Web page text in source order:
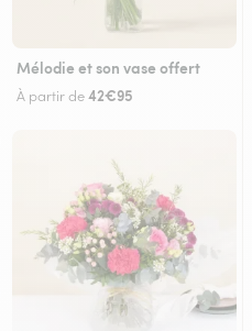
Mélodie et son vase offert
À partir de42€95